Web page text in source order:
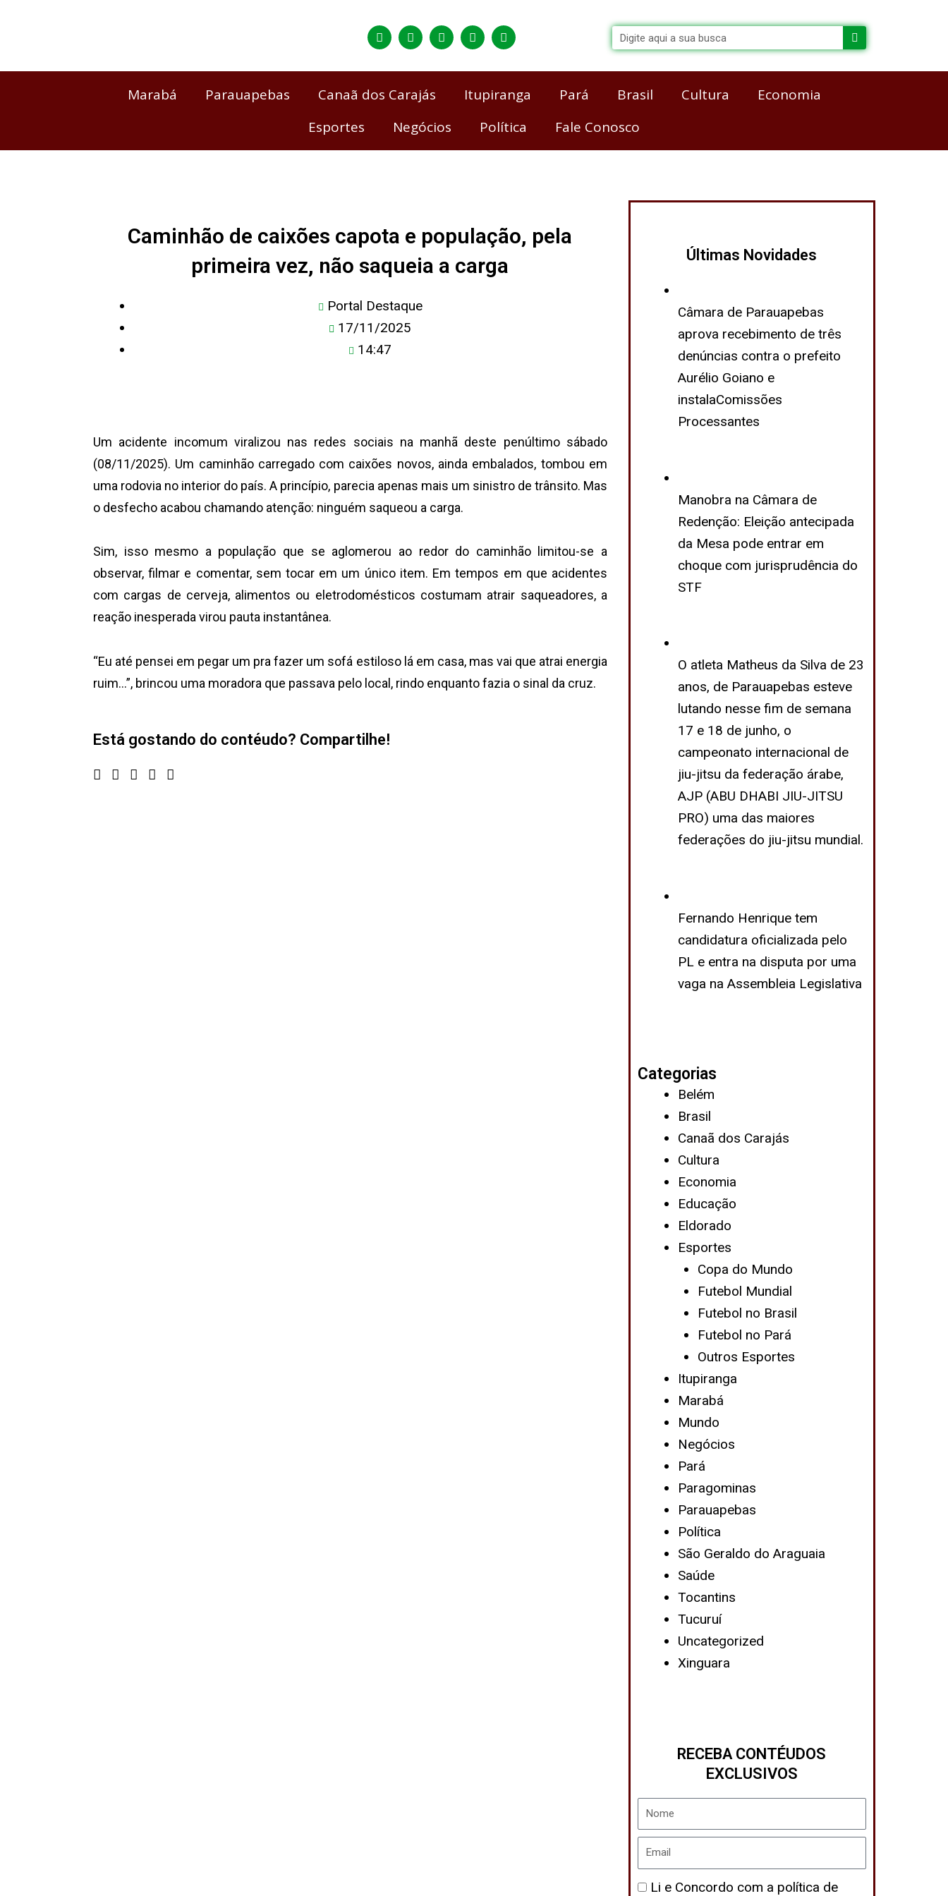
conteúdo
n
s
t
g
a
o
u
t
b
a
c
e
o
-
t
w
t
e
h
a
t
a
p
Search
Marabá Parauapebas Canaã dos Carajás Itupiranga Pará Brasil Cultura
Economia
Esportes
Negócios Política Fale Conosco
Caminhão de caixões capota e população, pela
primeira vez, não saqueia a carga
Portal Destaque
17/11/2025
14:47
Um acidente incomum viralizou nas redes sociais na manhã deste penúltimo sábado
(08/11/2025). Um caminhão carregado com caixões novos, ainda embalados, tombou em
uma rodovia no interior do país. A princípio, parecia apenas mais um sinistro de trânsito. Mas
o desfecho acabou chamando atenção: ninguém saqueou a carga.
Sim, isso mesmo a população que se aglomerou ao redor do caminhão limitou-se a
observar, filmar e comentar, sem tocar em um único item. Em tempos em que acidentes
com cargas de cerveja, alimentos ou eletrodomésticos costumam atrair saqueadores, a
reação inesperada virou pauta instantânea.
“Eu até pensei em pegar um pra fazer um sofá estiloso lá em casa, mas vai que atrai energia
ruim…”, brincou uma moradora que passava pelo local, rindo enquanto fazia o sinal da cruz.
Está gostando do contéudo? Compartilhe!
Últimas Novidades
Câmara de Parauapebas
aprova recebimento de três
denúncias contra o prefeito
Aurélio Goiano e
instalaComissões
Processantes
Manobra na Câmara de
Redenção: Eleição antecipada
da Mesa pode entrar em
choque com jurisprudência do
STF
O atleta Matheus da Silva de 23
anos, de Parauapebas esteve
lutando nesse fim de semana
17 e 18 de junho, o
campeonato internacional de
jiu-jitsu da federação árabe,
AJP (ABU DHABI JIU-JITSU
PRO) uma das maiores
federações do jiu-jitsu mundial.
Fernando Henrique tem
candidatura oficializada pelo
PL e entra na disputa por uma
vaga na Assembleia Legislativa
Categorias
Belém
Brasil
Canaã dos Carajás
Cultura
Economia
Educação
Eldorado
Esportes
Copa do Mundo
Futebol Mundial
Futebol no Brasil
Futebol no Pará
Outros Esportes
Itupiranga
Marabá
Mundo
Negócios
Pará
Paragominas
Parauapebas
Política
São Geraldo do Araguaia
Saúde
Tocantins
Tucuruí
Uncategorized
Xinguara
RECEBA CONTÉUDOS
EXCLUSIVOS
Nome
Email
Política
Li e Concordo com a política de